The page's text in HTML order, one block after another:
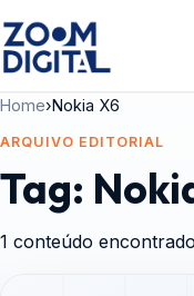
Home›Nokia X6
ARQUIVO EDITORIAL
Tag:
1 conteúdo encontrado